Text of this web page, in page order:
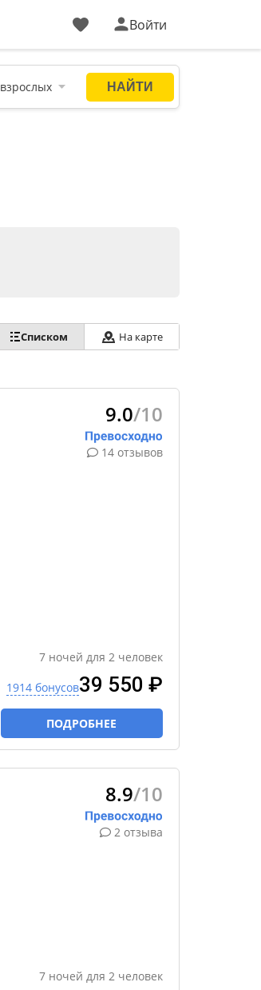
Войти
Списком На карте
9.0/10
14 отзывов
7 ночей для 2 человек
1914 бонусов39 550 ₽
ПОДРОБНЕЕ
8.9/10
2 отзыва
7 ночей для 2 человек